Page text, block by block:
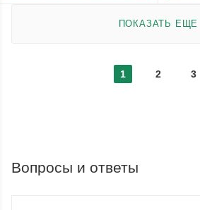
ПОКАЗАТЬ ЕЩЕ
1 2 3
Вопросы и ответы